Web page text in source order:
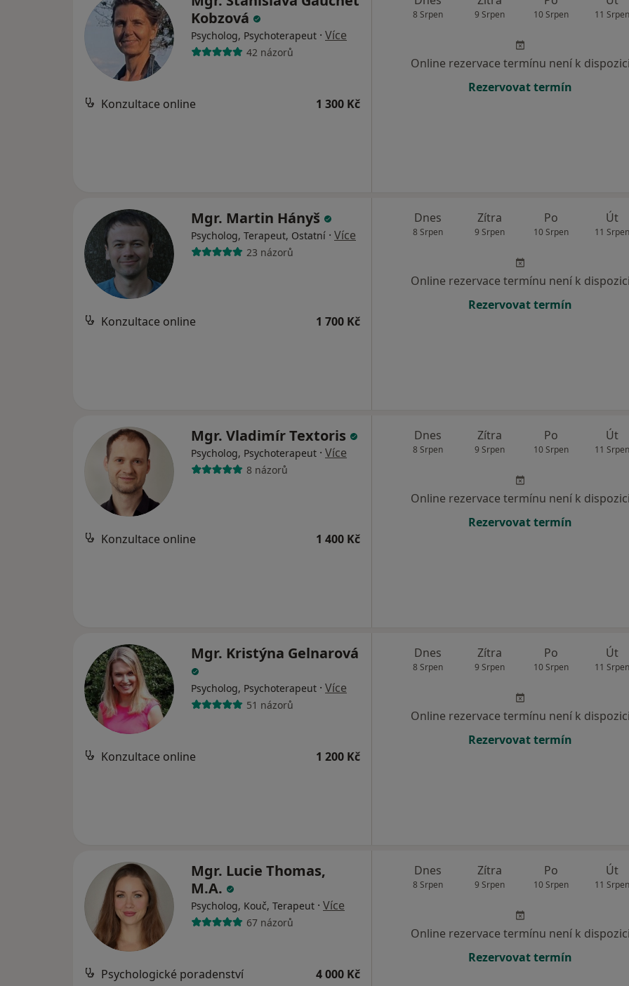
Kobzová
Psycholog, Psychoterapeut · Více
42 názorů
Konzultace online 1 300 Kč
8 Srpen 9 Srpen 10 Srpen 11 Srpen
Online rezervace termínu není k dispozici
Rezervovat termín
Mgr. Martin Hányš
Psycholog, Terapeut, Ostatní · Více
23 názorů
Konzultace online 1 700 Kč
Dnes
8 Srpen
Zítra
9 Srpen
Po
10 Srpen
Út
11 Srpen
Online rezervace termínu není k dispozici
Rezervovat termín
Mgr. Vladimír Textoris
Psycholog, Psychoterapeut · Více
8 názorů
Konzultace online 1 400 Kč
Dnes
8 Srpen
Zítra
9 Srpen
Po
10 Srpen
Út
11 Srpen
Online rezervace termínu není k dispozici
Rezervovat termín
Mgr. Kristýna Gelnarová
Psycholog, Psychoterapeut · Více
51 názorů
Konzultace online 1 200 Kč
Dnes
8 Srpen
Zítra
9 Srpen
Po
10 Srpen
Út
11 Srpen
Online rezervace termínu není k dispozici
Rezervovat termín
Mgr. Lucie Thomas,
M.A.
Psycholog, Kouč, Terapeut · Více
67 názorů
Psychologické poradenství 4 000 Kč
Dnes
8 Srpen
Zítra
9 Srpen
Po
10 Srpen
Út
11 Srpen
Online rezervace termínu není k dispozici
Rezervovat termín